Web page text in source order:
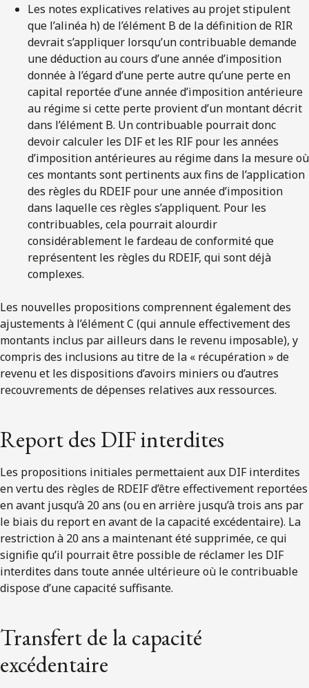
Les notes explicatives relatives au projet stipulent
que l’alinéa h) de l’élément B de la définition de RIR
devrait s’appliquer lorsqu’un contribuable demande
une déduction au cours d’une année d’imposition
donnée à l’égard d’une perte autre qu’une perte en
capital reportée d’une année d’imposition antérieure
au régime si cette perte provient d’un montant décrit
dans l’élément B. Un contribuable pourrait donc
devoir calculer les DIF et les RIF pour les années
d’imposition antérieures au régime dans la mesure où
ces montants sont pertinents aux fins de l’application
des règles du RDEIF pour une année d’imposition
dans laquelle ces règles s’appliquent. Pour les
contribuables, cela pourrait alourdir
considérablement le fardeau de conformité que
représentent les règles du RDEIF, qui sont déjà
complexes.
Les nouvelles propositions comprennent également des
ajustements à l’élément C (qui annule effectivement des
montants inclus par ailleurs dans le revenu imposable), y
compris des inclusions au titre de la « récupération » de
revenu et les dispositions d’avoirs miniers ou d’autres
recouvrements de dépenses relatives aux ressources.
Report des DIF interdites
Les propositions initiales permettaient aux DIF interdites
en vertu des règles de RDEIF d’être effectivement reportées
en avant jusqu’à 20 ans (ou en arrière jusqu’à trois ans par
le biais du report en avant de la capacité excédentaire). La
restriction à 20 ans a maintenant été supprimée, ce qui
signifie qu’il pourrait être possible de réclamer les DIF
interdites dans toute année ultérieure où le contribuable
dispose d’une capacité suffisante.
Transfert de la capacité
excédentaire